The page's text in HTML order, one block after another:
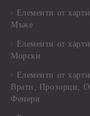
Елементи от
Мъже
Елементи от
Морски
Елементи от
Врати, Прозорци,
Фенери